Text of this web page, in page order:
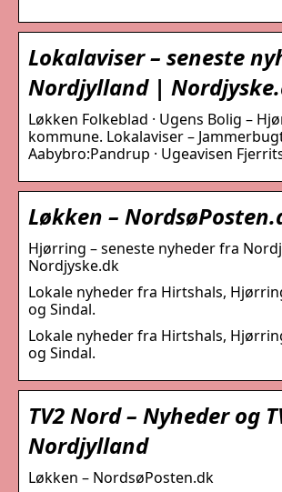
Lokalaviser – seneste
Nordjylland |
Løkken Folkeblad · Ugens Bolig –
kommune. Lokalaviser –
Aabybro:Pandrup · Ugeavisen
Løkken –
Hjørring – seneste nyheder fra
Nordjyske.dk
Lokale nyheder fra Hirtshals,
og Sindal.
Lokale nyheder fra Hirtshals,
og Sindal.
TV2 Nord – Nyheder og
Nordjylland
Løkken – NordsøPosten.dk